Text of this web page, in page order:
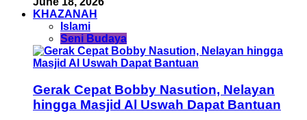
KHAZANAH
Islami
Seni Budaya
Gerak Cepat Bobby Nasution, Nelayan
hingga Masjid Al Uswah Dapat Bantuan